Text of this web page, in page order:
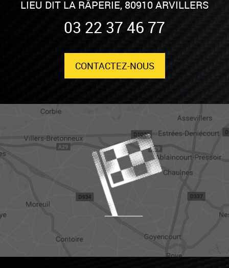
LIEU DIT LA RÂPERIE, 80910 ARVILLERS
03 22 37 46 77
CONTACTEZ-NOUS